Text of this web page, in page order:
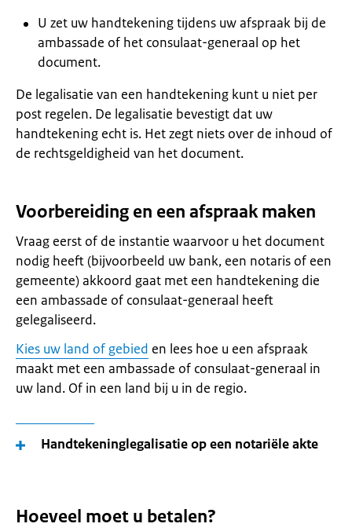
U zet uw handtekening tijdens uw afspraak bij de
ambassade of het consulaat-generaal op het
document.
De legalisatie van een handtekening kunt u niet per
post regelen. De legalisatie bevestigt dat uw
handtekening echt is. Het zegt niets over de inhoud of
de rechtsgeldigheid van het document.
Voorbereiding en een afspraak maken
Vraag eerst of de instantie waarvoor u het document
nodig heeft (bijvoorbeeld uw bank, een notaris of een
gemeente) akkoord gaat met een handtekening die
een ambassade of consulaat-generaal heeft
gelegaliseerd.
Kies uw land of gebied en lees hoe u een afspraak
maakt met een ambassade of consulaat-generaal in
uw land. Of in een land bij u in de regio.
Handtekeninglegalisatie op een notariële akte
Hoeveel moet u betalen?